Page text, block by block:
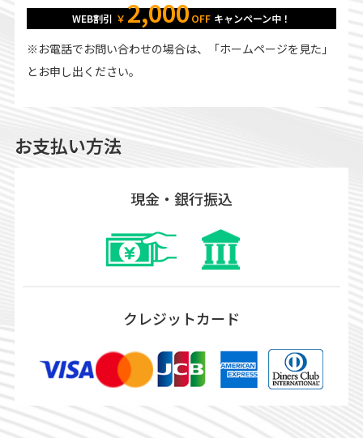
WEB割引 ￥ 2,000OFF キャンペーン中！
※お電話でお問い合わせの場合は、「ホームページを見た」
とお申し出ください。
お支払い方法
現金・銀行振込
クレジットカード